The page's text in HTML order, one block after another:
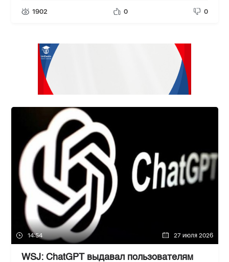
1902 0 0
14:54 27 июля 2026
WSJ: ChatGPT выдавал пользователям